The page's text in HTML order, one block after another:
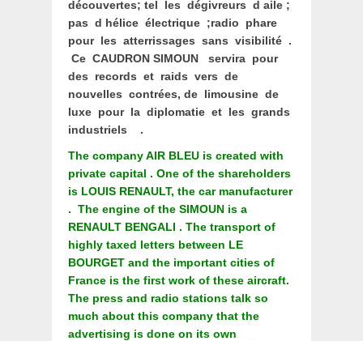
découvertes; tel les dégivreurs d aile ;
pas d hélice électrique ;radio phare
pour les atterrissages sans visibilité .
Ce CAUDRON SIMOUN servira pour
des records et raids vers de
nouvelles contrées, de limousine de
luxe pour la diplomatie et les grands
industriels .
The company AIR BLEU is created with
private capital . One of the shareholders
is LOUIS RENAULT, the car manufacturer
. The engine of the SIMOUN is a
RENAULT BENGALI . The transport of
highly taxed letters between LE
BOURGET and the important cities of
France is the first work of these aircraft.
The press and radio stations talk so
much about this company that the
advertising is done on its own